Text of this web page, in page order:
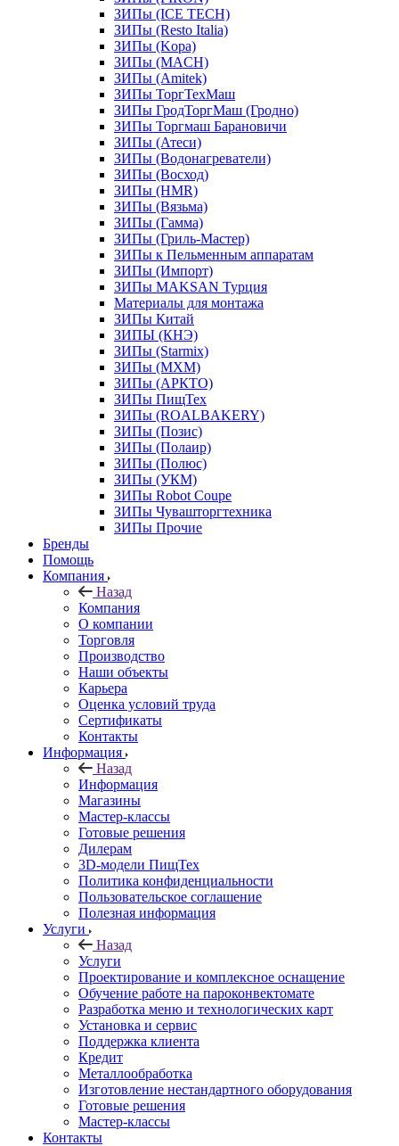
ЗИПы (ICE TECH)
ЗИПы (Resto Italia)
ЗИПы (Kopa)
ЗИПы (MACH)
ЗИПы (Amitek)
ЗИПы ТоргТехМаш
ЗИПы ГродТоргМаш (Гродно)
ЗИПы Торгмаш Барановичи
ЗИПы (Атеси)
ЗИПы (Водонагреватели)
ЗИПы (Восход)
ЗИПы (HMR)
ЗИПы (Вязьма)
ЗИПы (Гамма)
ЗИПы (Гриль-Мастер)
ЗИПы к Пельменным аппаратам
ЗИПы (Импорт)
ЗИПы MAKSAN Турция
Материалы для монтажа
ЗИПы Китай
ЗИПЫ (КНЭ)
ЗИПы (Starmix)
ЗИПы (МХМ)
ЗИПы (АРКТО)
ЗИПы ПищТех
ЗИПы (ROALBAKERY)
ЗИПы (Позис)
ЗИПы (Полаир)
ЗИПы (Полюс)
ЗИПы (УКМ)
ЗИПы Robot Coupe
ЗИПы Чувашторгтехника
ЗИПы Прочие
Бренды
Помощь
Компания
Назад
Компания
О компании
Торговля
Производство
Наши объекты
Карьера
Оценка условий труда
Сертификаты
Контакты
Информация
Назад
Информация
Магазины
Мастер-классы
Готовые решения
Дилерам
3D-модели ПищТех
Политика конфиденциальности
Пользовательское соглашение
Полезная информация
Услуги
Назад
Услуги
Проектирование и комплексное оснащение
Обучение работе на пароконвектомате
Разработка меню и технологических карт
Установка и сервис
Поддержка клиента
Кредит
Металлообработка
Изготовление нестандартного оборудования
Готовые решения
Мастер-классы
Контакты